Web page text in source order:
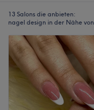
13 Salons die anbieten:
nagel design in der Nähe